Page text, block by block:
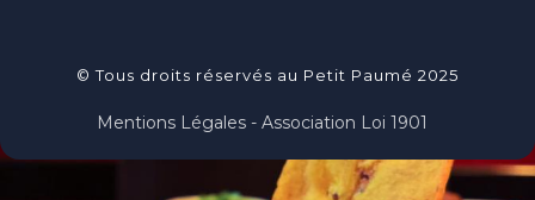
© Tous droits réservés au Petit Paumé 2025
Mentions Légales - Association Loi 1901